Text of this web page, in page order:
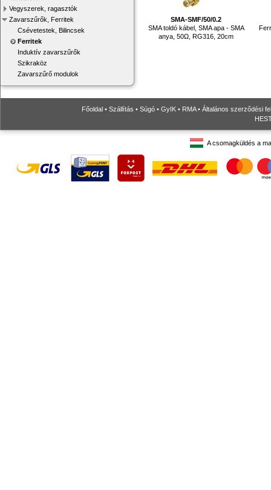
Vegyszerek, ragasztók
Zavarszűrők, Ferritek
Csévetestek, Bilincsek
Ferritek
Induktív zavarszűrők
Szikraköz
Zavarszűrő modulok
SMA-SMF/50/0.2
SMA toldó kábel, SMA apa - SMA
anya, 50Ω, RG316, 20cm
Főoldal • Szállítás • Súgó • GyIK • RMA• Általános szerződési
A csomagküldés a